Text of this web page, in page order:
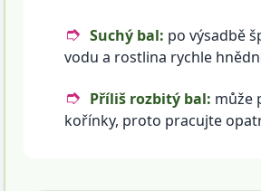
Suchý bal: po výsadbě
vodu a rostlina rychle
Příliš rozbitý bal: může
kořínky, proto pracujte